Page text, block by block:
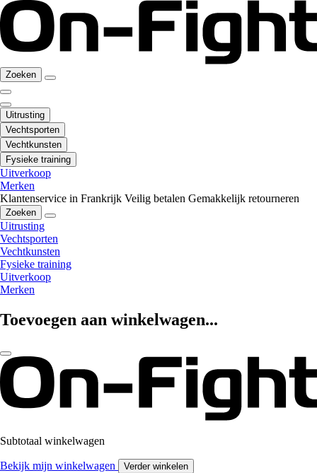
Zoeken
Uitrusting
Vechtsporten
Vechtkunsten
Fysieke training
Uitverkoop
Merken
Klantenservice in Frankrijk Veilig betalen Gemakkelijk retourneren
Zoeken
Uitrusting
Vechtsporten
Vechtkunsten
Fysieke training
Uitverkoop
Merken
Toevoegen aan winkelwagen...
Subtotaal winkelwagen
Bekijk mijn winkelwagen Verder winkelen